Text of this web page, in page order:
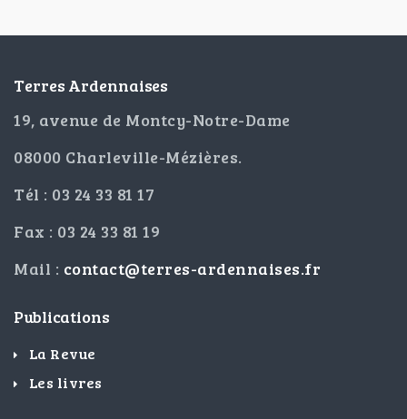
Terres Ardennaises
19, avenue de Montcy-Notre-Dame
08000 Charleville-Mézières.
Tél : 03 24 33 81 17
Fax : 03 24 33 81 19
Mail : contact@terres-ardennaises.fr
Publications
La Revue
Les livres